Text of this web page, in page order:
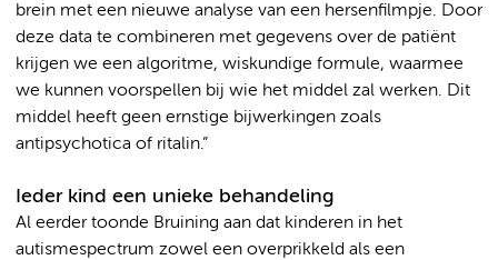
brein met een nieuwe analyse van een hersenfilmpje. Door
deze data te combineren met gegevens over de patiënt
krijgen we een algoritme, wiskundige formule, waarmee
we kunnen voorspellen bij wie het middel zal werken. Dit
middel heeft geen ernstige bijwerkingen zoals
antipsychotica of ritalin.”
Ieder kind een unieke behandeling
Al eerder toonde Bruining aan dat kinderen in het
autismespectrum zowel een overprikkeld als een